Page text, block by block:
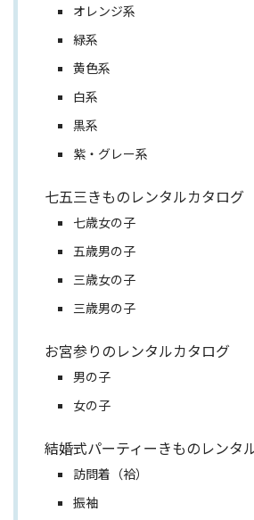
オレンジ系
緑系
黄色系
白系
黒系
紫・グレー系
七五三きものレンタルカタログ
七歳女の子
五歳男の子
三歳女の子
三歳男の子
お宮参りのレンタルカタログ
男の子
女の子
結婚式パーティーきものレンタ
訪問着（袷）
振袖